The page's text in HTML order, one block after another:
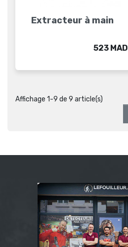
Extracteur à main
Prix
523 MAD
Affichage 1-9 de 9 article(s)